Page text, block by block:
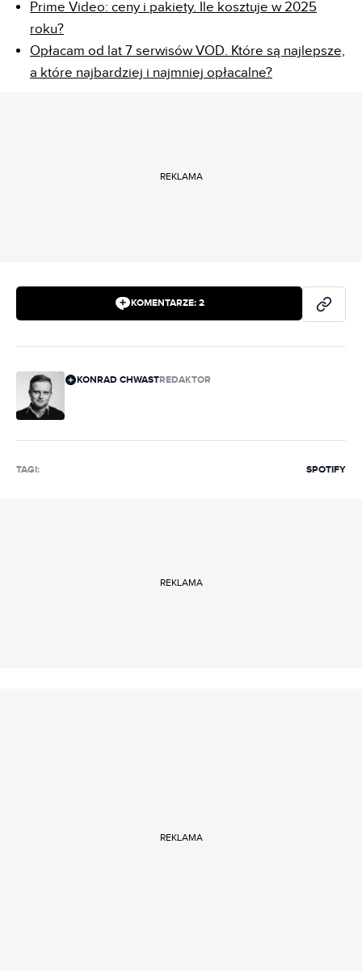
Prime Video: ceny i pakiety. Ile kosztuje w 2025
roku?
Opłacam od lat 7 serwisów VOD. Które są najlepsze,
a które najbardziej i najmniej opłacalne?
REKLAMA
KOMENTARZE: 2
KONRAD CHWASTREDAKTOR
TAGI: SPOTIFY
REKLAMA
REKLAMA